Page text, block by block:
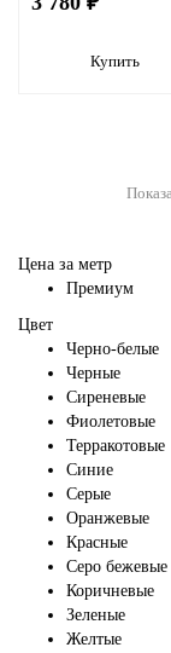
Купить
Цена за метр
Премиум
Цвет
Черно-белые
Черные
Сиреневые
Фиолетовые
Терракотовые
Синие
Серые
Оранжевые
Красные
Серо бежевые
Коричневые
Зеленые
Желтые